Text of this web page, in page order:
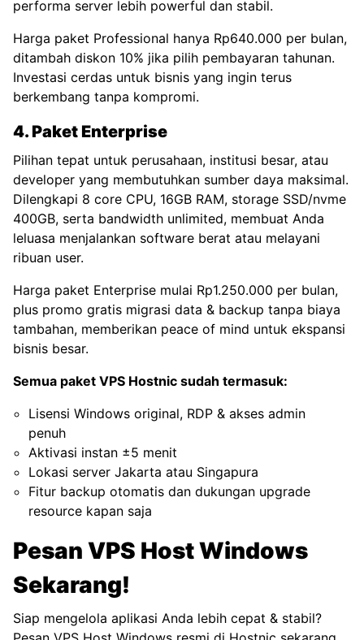
performa server lebih powerful dan stabil.
Harga paket Professional hanya Rp640.000 per bulan,
ditambah diskon 10% jika pilih pembayaran tahunan.
Investasi cerdas untuk bisnis yang ingin terus
berkembang tanpa kompromi.
4. Paket Enterprise
Pilihan tepat untuk perusahaan, institusi besar, atau
developer yang membutuhkan sumber daya maksimal.
Dilengkapi 8 core CPU, 16GB RAM, storage SSD/nvme
400GB, serta bandwidth unlimited, membuat Anda
leluasa menjalankan software berat atau melayani
ribuan user.
Harga paket Enterprise mulai Rp1.250.000 per bulan,
plus promo gratis migrasi data & backup tanpa biaya
tambahan, memberikan peace of mind untuk ekspansi
bisnis besar.
Semua paket VPS Hostnic sudah termasuk:
Lisensi Windows original, RDP & akses admin
penuh
Aktivasi instan ±5 menit
Lokasi server Jakarta atau Singapura
Fitur backup otomatis dan dukungan upgrade
resource kapan saja
Pesan VPS Host Windows
Sekarang!
Siap mengelola aplikasi Anda lebih cepat & stabil?